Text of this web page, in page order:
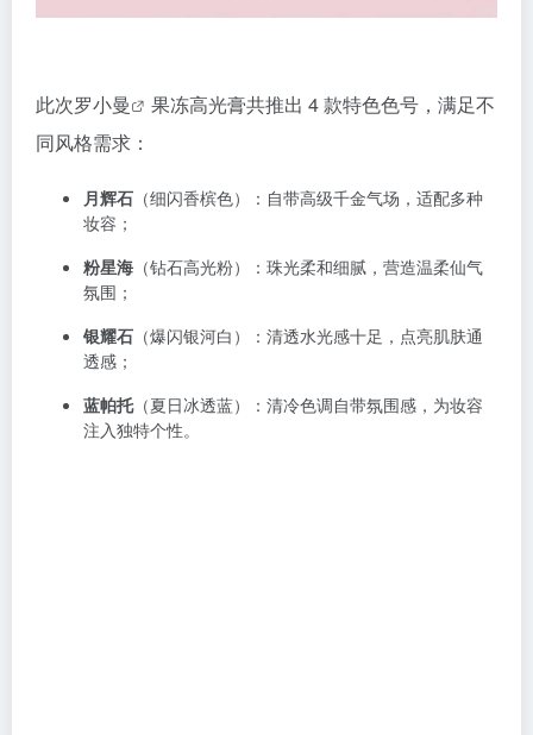
此次罗小曼
果冻高光膏共推出 4 款特色色号，满足不
同风格需求：
月辉石 （细闪香槟色）：自带高级千金气场，适配多种
妆容；
粉星海 （钻石高光粉）：珠光柔和细腻，营造温柔仙气
氛围；
银耀石 （爆闪银河白）：清透水光感十足，点亮肌肤通
透感；
蓝帕托（夏日冰透蓝）：清冷色调自带氛围感，为妆容
注入独特个性。